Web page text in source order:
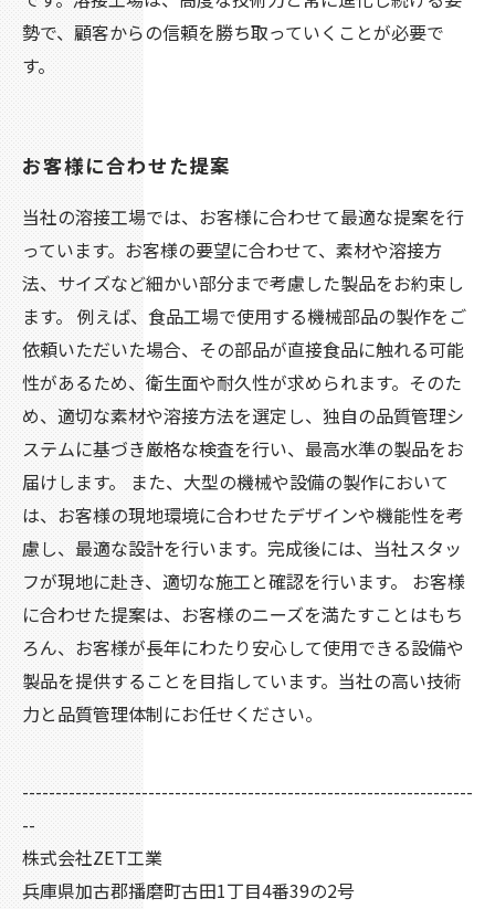
勢で、顧客からの信頼を勝ち取っていくことが必要で
す。
お客様に合わせた提案
当社の溶接工場では、お客様に合わせて最適な提案を行
っています。お客様の要望に合わせて、素材や溶接方
法、サイズなど細かい部分まで考慮した製品をお約束し
ます。 例えば、食品工場で使用する機械部品の製作をご
依頼いただいた場合、その部品が直接食品に触れる可能
性があるため、衛生面や耐久性が求められます。そのた
め、適切な素材や溶接方法を選定し、独自の品質管理シ
ステムに基づき厳格な検査を行い、最高水準の製品をお
届けします。 また、大型の機械や設備の製作において
は、お客様の現地環境に合わせたデザインや機能性を考
慮し、最適な設計を行います。完成後には、当社スタッ
フが現地に赴き、適切な施工と確認を行います。 お客様
に合わせた提案は、お客様のニーズを満たすことはもち
ろん、お客様が長年にわたり安心して使用できる設備や
製品を提供することを目指しています。当社の高い技術
力と品質管理体制にお任せください。
--------------------------------------------------------------------
--
株式会社ZET工業
兵庫県加古郡播磨町古田1丁目4番39の2号